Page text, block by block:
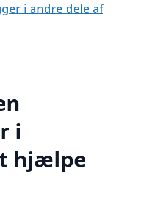
i andre dele af
i
hjælpe